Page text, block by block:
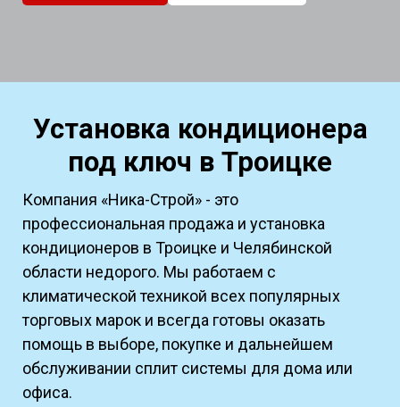
Установка кондиционера
под ключ в Троицке
Компания «Ника-Строй» - это
профессиональная продажа и установка
кондиционеров в Троицке и Челябинской
области недорого. Мы работаем с
климатической техникой всех популярных
торговых марок и всегда готовы оказать
помощь в выборе, покупке и дальнейшем
обслуживании сплит системы для дома или
офиса.